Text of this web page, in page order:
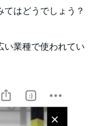
はどうでしょう？
い業種で使われてい